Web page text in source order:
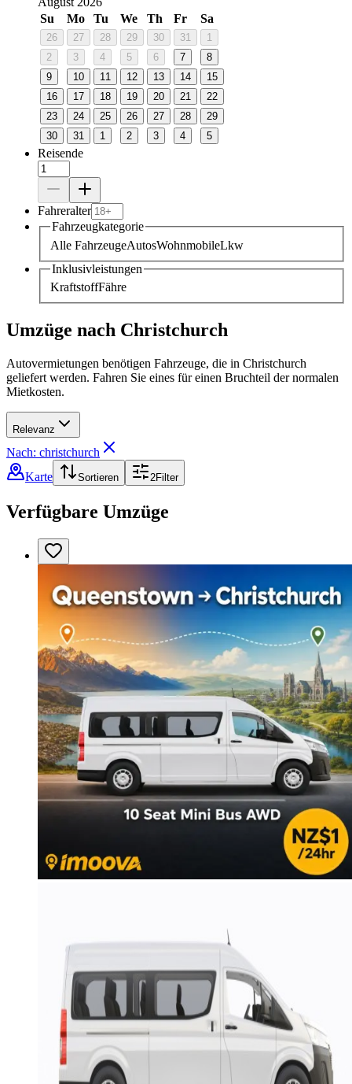
Su
Mo Tu We Th Fr Sa
26 27 28 29 30 31
1
2
3 4 5 6 7
8
9
10 11 12 13 14
15
16
17 18 19 20 21
22
23
24 25 26 27 28
29
30
31 1 2 3 4 5
Reisende
Fahreralter
Fahrzeugkategorie
Alle FahrzeugeAutosWohnmobileLkw
Inklusivleistungen
KraftstoffFähre
Umzüge nach Christchurch
Autovermietungen benötigen Fahrzeuge, die in Christchurch
geliefert werden. Fahren Sie eines für einen Bruchteil der normalen
Mietkosten.
Relevanz
Nach: christchurch
Karte
Sortieren 2Filter
Verfügbare Umzüge